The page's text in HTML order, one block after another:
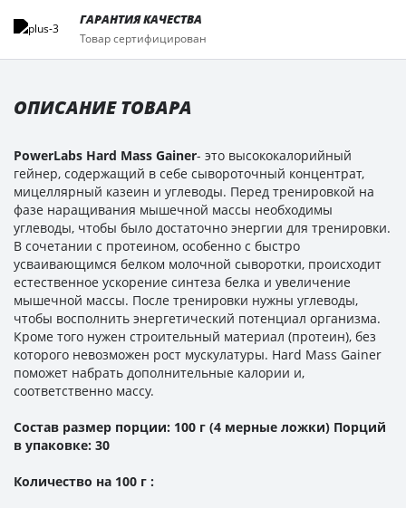
ГАРАНТИЯ КАЧЕСТВА
Товар сертифицирован
ОПИСАНИЕ ТОВАРА
PowerLabs Hard Mass Gainer- это высококалорийный
гейнер, содержащий в себе сывороточный концентрат,
мицеллярный казеин и углеводы. Перед тренировкой на
фазе наращивания мышечной массы необходимы
углеводы, чтобы было достаточно энергии для тренировки.
В сочетании с протеином, особенно с быстро
усваивающимся белком молочной сыворотки, происходит
естественное ускорение синтеза белка и увеличение
мышечной массы. После тренировки нужны углеводы,
чтобы восполнить энергетический потенциал организма.
Кроме того нужен строительный материал (протеин), без
которого невозможен рост мускулатуры. Hard Mass Gainer
поможет набрать дополнительные калории и,
соответственно массу.
Состав размер порции: 100 г (4 мерные ложки) Порций
в упаковке: 30
Количество на 100 г :